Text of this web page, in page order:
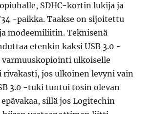
SDHC-kortin lukija ja
34 -paikka. Taakse on sijoitettu
modeemiliitin. Teknisenä
etenkin kaksi USB 3.0 -
ulkoiselle
rivakasti, jos ulkoinen levyni vain
3.0 -tuki tuntui tosin olevan
sillä jos Logitechin